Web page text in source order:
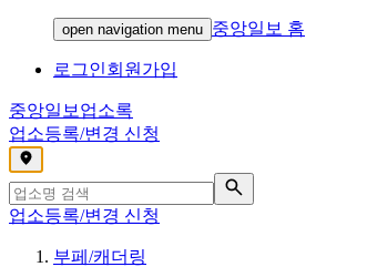
open navigation menu 중앙일보 홈
로그인회원가입
중앙일보 업소록
업소등록/변경 신청
,
업소등록/변경 신청
부페/캐더링